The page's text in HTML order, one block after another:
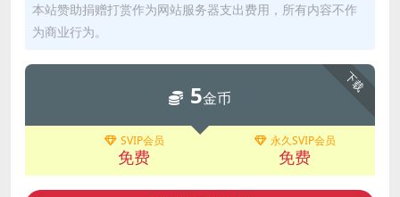
本站赞助捐赠打赏作为网站服务器支出费用，所有内容不作
为商业行为。
下载
5金币
SVIP会员
免费
永久SVIP会员
免费